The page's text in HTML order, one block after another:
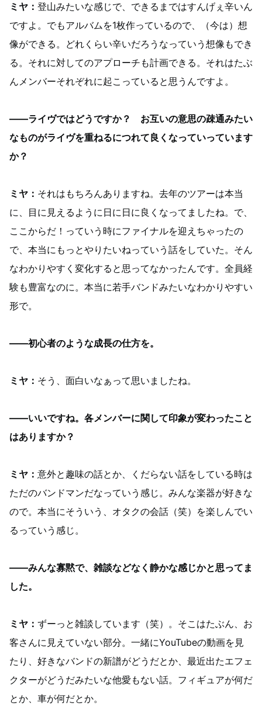
ミヤ： 登山みたいな感じで、できるまではすんげぇ辛いん
ですよ。でもアルバムを1枚作っているので、（今は）想
像ができる。どれくらい辛いだろうなっていう想像もでき
る。それに対してのアプローチも計画できる。それはたぶ
んメンバーそれぞれに起こっていると思うんですよ。
——ライヴではどうですか？ お互いの意思の疎通みたい
なものがライヴを重ねるにつれて良くなっていっています
か？
ミヤ： それはもちろんありますね。去年のツアーは本当
に、目に見えるように日に日に良くなってましたね。で、
ここからだ！っていう時にファイナルを迎えちゃったの
で、本当にもっとやりたいねっていう話をしていた。そん
なわかりやすく変化すると思ってなかったんです。全員経
験も豊富なのに。本当に若手バンドみたいなわかりやすい
形で。
——初心者のような成長の仕方を。
ミヤ： そう、面白いなぁって思いましたね。
——いいですね。各メンバーに関して印象が変わったこと
はありますか？
ミヤ： 意外と趣味の話とか、くだらない話をしている時は
ただのバンドマンだなっていう感じ。みんな楽器が好きな
ので。本当にそういう、オタクの会話（笑）を楽しんでい
るっていう感じ。
——みんな寡黙で、雑談などなく静かな感じかと思ってま
した。
ミヤ： ずーっと雑談しています（笑）。そこはたぶん、お
客さんに見えていない部分。一緒にYouTubeの動画を見
たり、好きなバンドの新譜がどうだとか、最近出たエフェ
クターがどうだみたいな他愛もない話。フィギュアが何だ
とか、車が何だとか。